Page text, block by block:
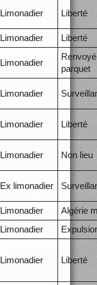
Limonadier Liberté
Limonadier Liberté
Limonadier
parquet
Limonadier
Limonadier Liberté
Limonadier Non lieu
Ex limonadier
Limonadier
Algérie
Limonadier
Limonadier Liberté